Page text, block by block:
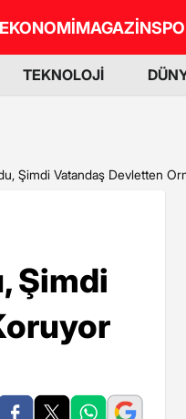
EKONOMİMAGAZİN
TEKNOLOJİ
Şimdi Vatandaş Devletten
Şimdi